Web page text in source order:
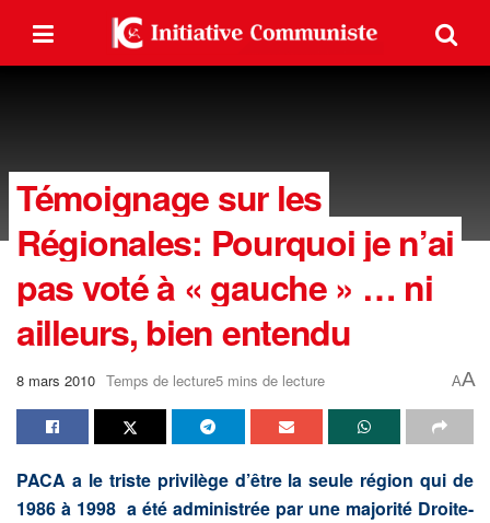
Témoignage sur les
Régionales: Pourquoi je n’ai
pas voté à « gauche » … ni
ailleurs, bien entendu
8 mars 2010 Temps de lecture5 mins de lecture AA
PACA a le triste privilège d’être la seule région qui de
1986 à 1998 a été administrée par une majorité Droite-